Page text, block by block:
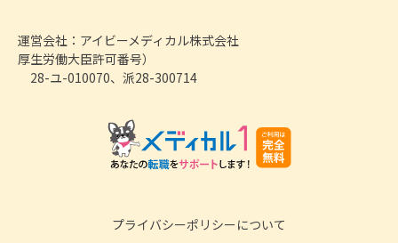
運営会社：アイビーメディカル株式会社
厚生労働大臣許可番号）
28-ユ-010070、派28-300714
プライバシーポリシーについて